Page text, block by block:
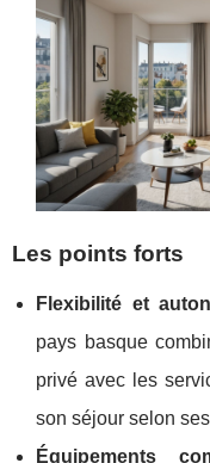
Les points forts
Flexibilité et
pays basque
privé avec les
son séjour selon
Équipements